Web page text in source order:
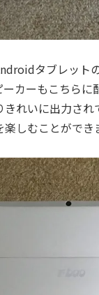
タブレット
カーもこちらに
れいに出力され
しむことができ